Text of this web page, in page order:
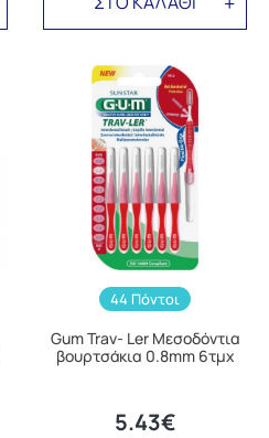
44 Πόντοι
Gum Trav- Ler Μεσοδόντια
βουρτσάκια 0.8mm 6τμχ
5.43€